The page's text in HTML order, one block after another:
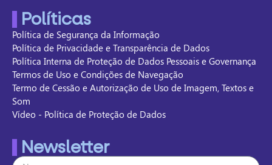
Políticas
Política de Segurança da Informação
Política de Privacidade e Transparência de Dados
Política Interna de Proteção de Dados Pessoais e Governança
Termos de Uso e Condições de Navegação
Termo de Cessão e Autorização de Uso de Imagem, Textos e
Som
Vídeo - Política de Proteção de Dados
Newsletter